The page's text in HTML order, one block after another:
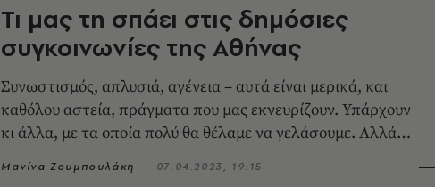
Τι μας τη σπάει στις δημόσιες
συγκοινωνίες της Αθήνας
Συνωστισμός, απλυσιά, αγένεια – αυτά είναι μερικά, και
καθόλου αστεία, πράγματα που μας εκνευρίζουν. Υπάρχουν
κι άλλα, με τα οποία πολύ θα θέλαμε να γελάσουμε. Αλλά
Μανίνα Ζουμπουλάκη 07.04.2023, 19:15